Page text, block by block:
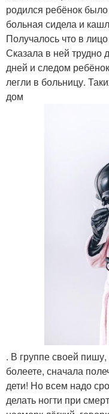
родился ребёнок было
больная сидела и
Получалось что в
Сказала в ней трудно
дней и следом
легли в больницу.
дом
. В группе своей
болеете, сначала
дети! Но всем надо
делать ногти при